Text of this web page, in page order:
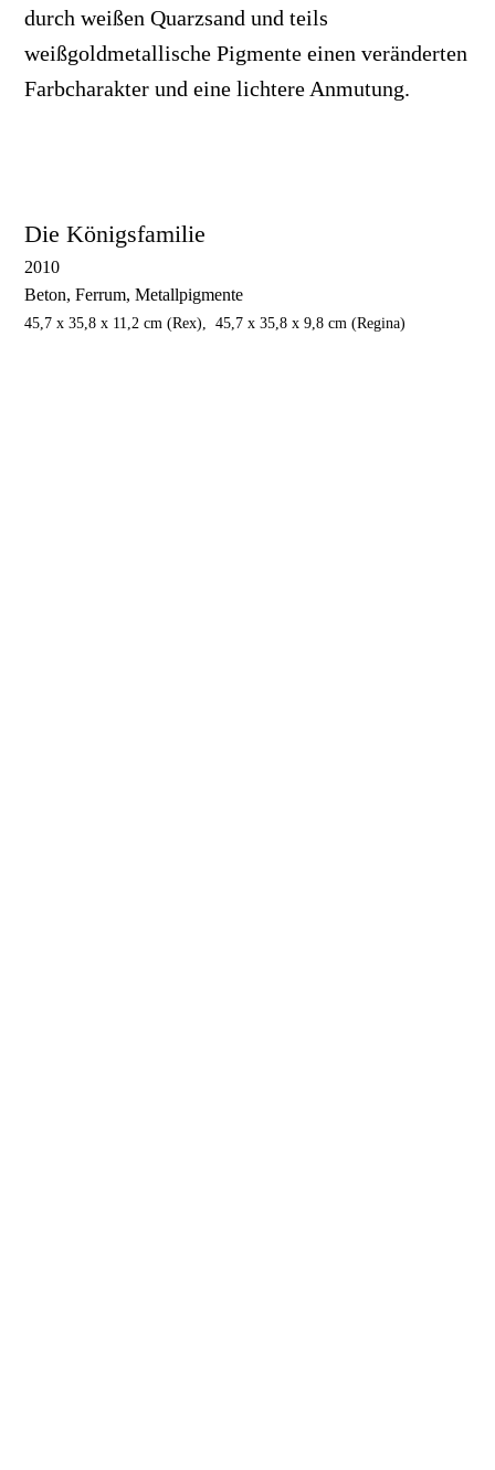
durch weißen Quarzsand und teils
weißgoldmetallische Pigmente einen veränderten
Farbcharakter und eine lichtere Anmutung.
Die Königsfamilie
2010
Beton, Ferrum, Metallpigmente
45,7 x 35,8 x 11,2 cm (Rex), 45,7 x 35,8 x 9,8 cm (Regina)